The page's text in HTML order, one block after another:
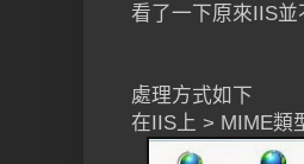
看了一下原來IIS
處理方式如下
在IIS上 > MIME類